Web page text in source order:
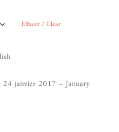
Effacer / Clear
24 janvier 2017 – January